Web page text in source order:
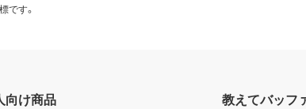
です。
向け商品 教えてバッフ